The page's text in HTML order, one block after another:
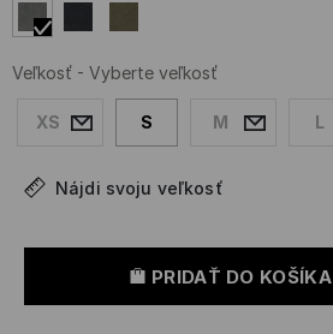
Veľkosť - Vyberte veľkosť
XS S M L
Nájdi svoju veľkosť
PRIDAŤ DO KOŠÍKA